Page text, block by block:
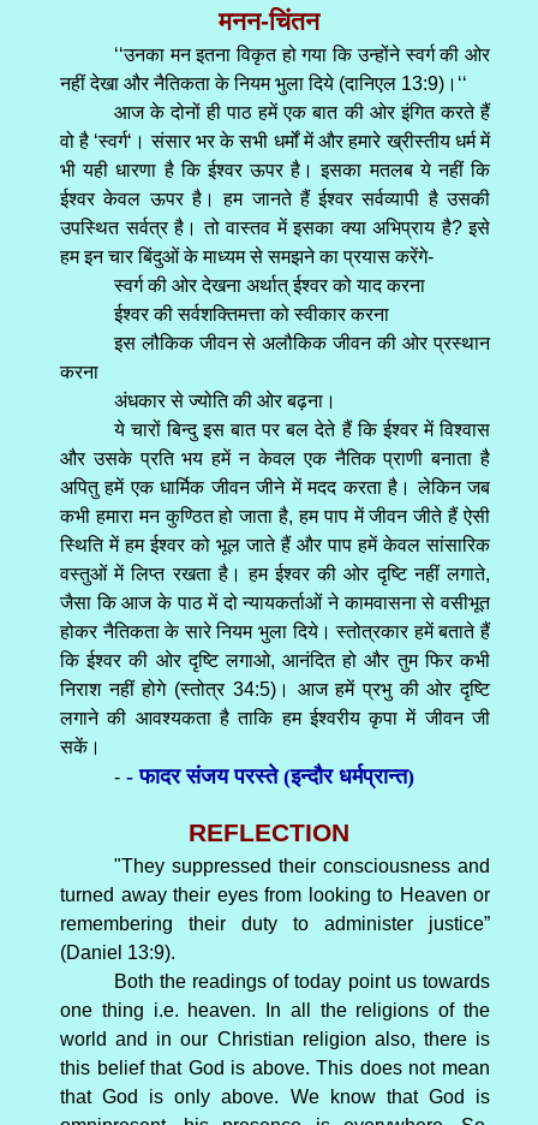
मनन-चिंतन
‘‘उनका मन इतना विकृत हो गया कि उन्होंने स्वर्ग की ओर
नहीं देखा और नैतिकता के नियम भुला दिये (दानिएल 13:9)।‘‘
आज के दोनों ही पाठ हमें एक बात की ओर इंगित करते हैं
वो है ‘स्वर्ग‘। संसार भर के सभी धर्मों में और हमारे ख्रीस्तीय धर्म में
भी यही धारणा है कि ईश्वर ऊपर है। इसका मतलब ये नहीं कि
ईश्वर केवल ऊपर है। हम जानते हैं ईश्वर सर्वव्यापी है उसकी
उपस्थित सर्वत्र है। तो वास्तव में इसका क्या अभिप्राय है? इसे
हम इन चार बिंदुओं के माध्यम से समझने का प्रयास करेंगे-
स्वर्ग की ओर देखना अर्थात् ईश्वर को याद करना
ईश्वर की सर्वशक्तिमत्ता को स्वीकार करना
इस लौकिक जीवन से अलौकिक जीवन की ओर प्रस्थान
करना
अंधकार से ज्योति की ओर बढ़ना।
ये चारों बिन्दु इस बात पर बल देते हैं कि ईश्वर में विश्वास
और उसके प्रति भय हमें न केवल एक नैतिक प्राणी बनाता है
अपितु हमें एक धार्मिक जीवन जीने में मदद करता है। लेकिन जब
कभी हमारा मन कुण्ठित हो जाता है, हम पाप में जीवन जीते हैं ऐसी
स्थिति में हम ईश्वर को भूल जाते हैं और पाप हमें केवल सांसारिक
वस्तुओं में लिप्त रखता है। हम ईश्वर की ओर दृष्टि नहीं लगाते,
जैसा कि आज के पाठ में दो न्यायकर्ताओं ने कामवासना से वसीभूत
होकर नैतिकता के सारे नियम भुला दिये। स्तोत्रकार हमें बताते हैं
कि ईश्वर की ओर दृष्टि लगाओ, आनंदित हो और तुम फिर कभी
निराश नहीं होगे (स्तोत्र 34:5)। आज हमें प्रभु की ओर दृष्टि
लगाने की आवश्यकता है ताकि हम ईश्वरीय कृपा में जीवन जी
सकें।
-- फादर संजय परस्ते (इन्दौर धर्मप्रान्त)
REFLECTION
"They suppressed their consciousness and
turned away their eyes from looking to Heaven or
remembering their duty to administer justice”
(Daniel 13:9).
Both the readings of today point us towards
one thing i.e. heaven. In all the religions of the
world and in our Christian religion also, there is
this belief that God is above. This does not mean
that God is only above. We know that God is